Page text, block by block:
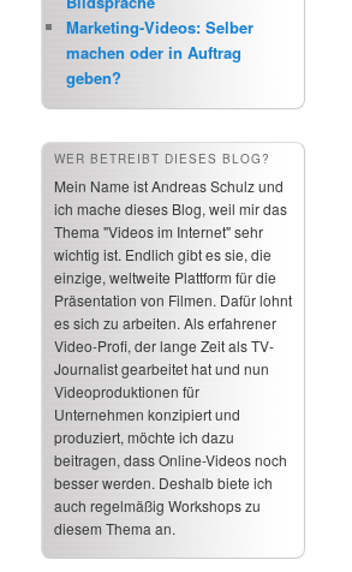
Marketing-Videos: Selber
machen oder in Auftrag
geben?
WER BETREIBT DIESES BLOG?
Mein Name ist Andreas Schulz und
ich mache dieses Blog, weil mir das
Thema "Videos im Internet" sehr
wichtig ist. Endlich gibt es sie, die
einzige, weltweite Plattform für die
Präsentation von Filmen. Dafür lohnt
es sich zu arbeiten. Als erfahrener
Video-Profi, der lange Zeit als TV-
Journalist gearbeitet hat und nun
Videoproduktionen für
Unternehmen konzipiert und
produziert, möchte ich dazu
beitragen, dass Online-Videos noch
besser werden. Deshalb biete ich
auch regelmäßig Workshops zu
diesem Thema an.